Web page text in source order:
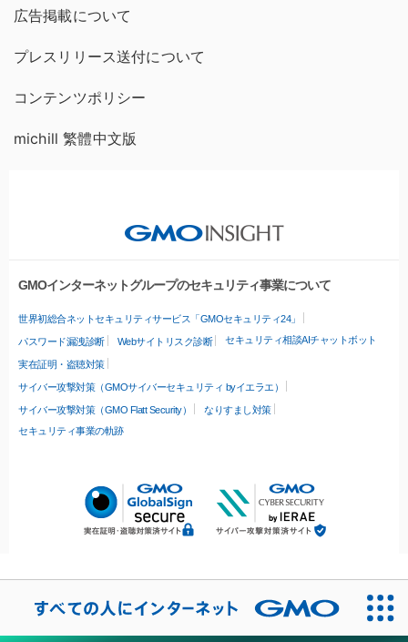
広告掲載について
プレスリリース送付について
コンテンツポリシー
michill 繁體中文版
GMOインターネットグループのセキュリティ事業について
世界初総合ネットセキュリティサービス「GMOセキュリティ24」
パスワード漏洩診断 Webサイトリスク診断 セキュリティ相談AIチャットボット
実在証明・盗聴対策
サイバー攻撃対策（GMOサイバーセキュリティ byイエラエ）
サイバー攻撃対策（GMO Flatt Security）
なりすまし対策
セキュリティ事業の軌跡